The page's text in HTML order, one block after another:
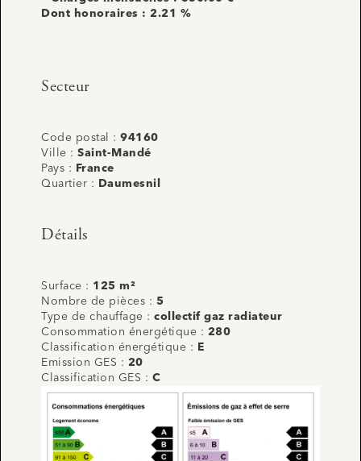
Dont honoraires : 2.21 %
Secteur
Code postal : 94160
Ville : Saint-Mandé
Pays :
France
Quartier :
Daumesnil
Détails
Surface : 125 m²
Nombre de pièces : 5
Type de chauffage : collectif gaz radiateur
Consommation énergétique : 280
Classification énergétique :
E
Emission GES : 20
Classification GES : C